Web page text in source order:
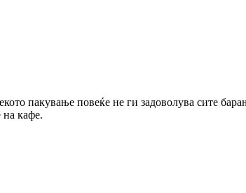
пакување повеќе не ги задоволува сите
на кафе.